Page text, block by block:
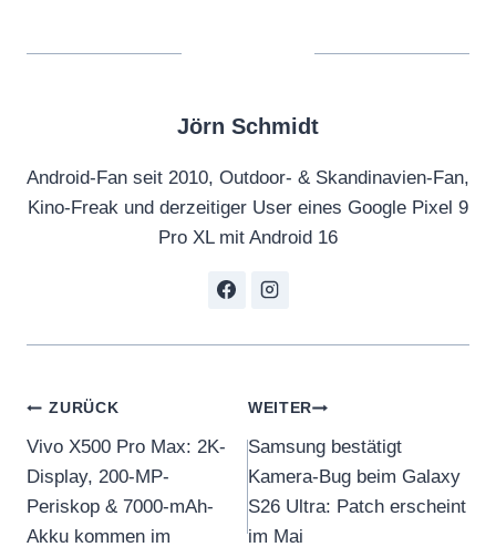
Jörn Schmidt
Android-Fan seit 2010, Outdoor- & Skandinavien-Fan,
Kino-Freak und derzeitiger User eines Google Pixel 9
Pro XL mit Android 16
Beitragsnavigation
ZURÜCK
Vivo X500 Pro Max: 2K-
Display, 200-MP-
Periskop & 7000-mAh-
Akku kommen im
WEITER
Samsung bestätigt
Kamera-Bug beim Galaxy
S26 Ultra: Patch erscheint
im Mai